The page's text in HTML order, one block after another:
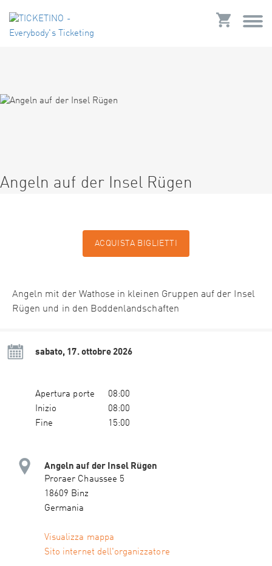
Angeln auf der Insel Rügen
ACQUISTA BIGLIETTI
Angeln mit der Wathose in kleinen Gruppen auf der Insel
Rügen und in den Boddenlandschaften
sabato, 17. ottobre 2026
Apertura porte
08:00
Inizio
08:00
Fine
15:00
Angeln auf der Insel Rügen
Proraer Chaussee 5
18609 Binz
Germania
Visualizza mappa
Sito internet dell'organizzatore